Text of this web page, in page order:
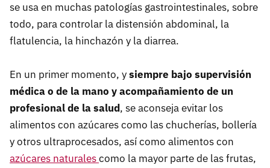
se usa en muchas patologías gastrointestinales, sobre
todo, para controlar la distensión abdominal, la
flatulencia, la hinchazón y la diarrea.
En un primer momento, ysiempre bajo supervisión
médica o de la mano y acompañamiento de un
profesional de la salud, se aconseja evitar los
alimentos con azúcares como las chucherías, bollería
y otros ultraprocesados, así como alimentos con
azúcares naturalescomo la mayor parte de las frutas,